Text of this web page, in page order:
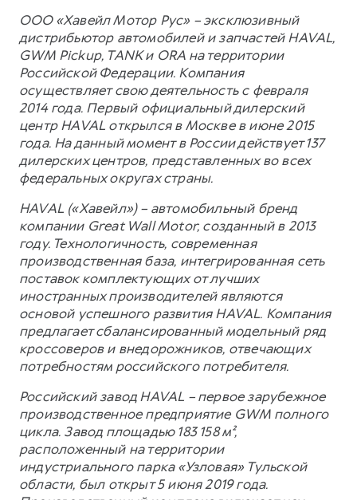
ООО «Хавейл Мотор Рус» – эксклюзивный
дистрибьютор автомобилей и запчастей HAVAL,
GWM Pickup, TANK и ORA на территории
Российской Федерации. Компания
осуществляет свою деятельность с февраля
2014 года. Первый официальный дилерский
центр HAVAL открылся в Москве в июне 2015
года. На данный момент в России действует 137
дилерских центров, представленных во всех
федеральных округах страны.
HAVAL («Хавейл») – автомобильный бренд
компании Great Wall Motor, созданный в 2013
году. Технологичность, современная
производственная база, интегрированная сеть
поставок комплектующих от лучших
иностранных производителей являются
основой успешного развития HAVAL. Компания
предлагает сбалансированный модельный ряд
кроссоверов и внедорожников, отвечающих
потребностям российского потребителя.
Российский завод HAVAL – первое зарубежное
производственное предприятие GWM полного
цикла. Завод площадью 183 158 м²,
расположенный на территории
индустриального парка «Узловая» Тульской
области, был открыт 5 июня 2019 года.